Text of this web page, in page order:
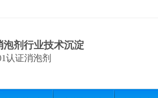
泡剂行业技术沉淀
认证消泡剂